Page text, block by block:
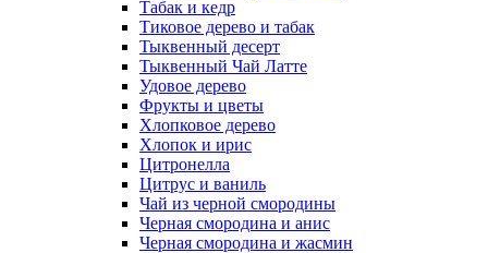
Табак и кедр
Тиковое дерево и табак
Тыквенный десерт
Тыквенный Чай Латте
Удовое дерево
Фрукты и цветы
Хлопковое дерево
Хлопок и ирис
Цитронелла
Цитрус и ваниль
Чай из черной смородины
Черная смородина и анис
Черная смородина и жасмин